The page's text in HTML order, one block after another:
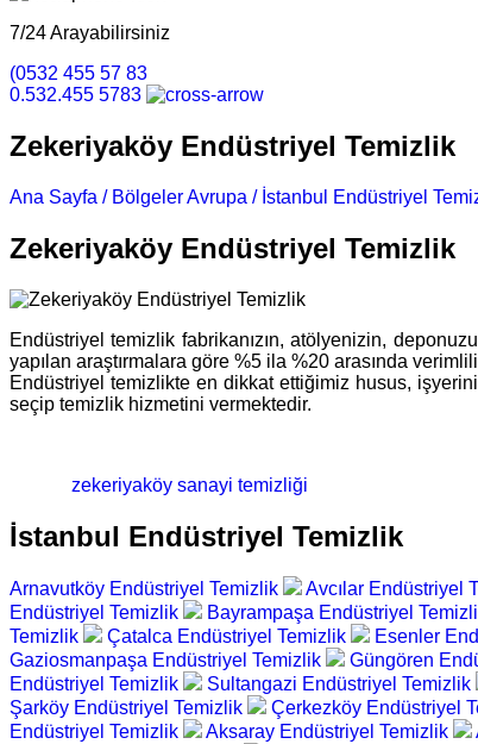
7/24 Arayabilirsiniz
(0532 455 57 83
0.532.455 5783
Zekeriyaköy Endüstriyel Temizlik
Ana Sayfa / Bölgeler Avrupa / İstanbul Endüstriyel
Zekeriyaköy Endüstriyel Temizlik
Endüstriyel temizlik fabrikanızın, atölyenizin,
yapılan araştırmalara göre %5 ila %20 arasında
Endüstriyel temizlikte en dikkat ettiğimiz husus,
seçip temizlik hizmetini vermektedir.
zekeriyaköy sanayi temizliği
İstanbul Endüstriyel Temizlik
Arnavutköy Endüstriyel Temizlik Avcılar Endüstriyel
Endüstriyel Temizlik
Bayrampaşa Endüstriyel
Temizlik
Çatalca Endüstriyel Temizlik Esenler
Gaziosmanpaşa Endüstriyel Temizlik
Güngören
Endüstriyel Temizlik
Sultangazi Endüstriyel Temizlik
Şarköy Endüstriyel Temizlik
Çerkezköy Endüstriyel
Endüstriyel Temizlik
Aksaray Endüstriyel Temizlik